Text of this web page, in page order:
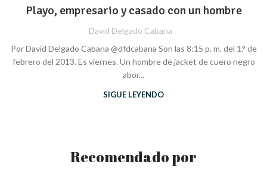
Playo, empresario y casado con un hombre
David Delgado Cabana
Por David Delgado Cabana @dfdcabana Son las 8:15 p. m. del 1.° de
febrero del 2013. Es viernes. Un hombre de jacket de cuero negro
abor...
SIGUE LEYENDO
Recomendado por